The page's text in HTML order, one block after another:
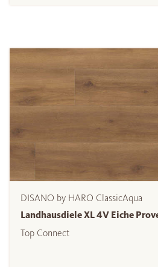
DISANO by HARO ClassicAqua
Landhausdiele XL 4V Eiche
Top Connect